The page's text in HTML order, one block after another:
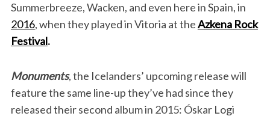
Summerbreeze, Wacken, and even here in Spain, in
2016, when they played in Vitoria at theAzkena Rock
Festival.
Monuments, the Icelanders’ upcoming release will
feature the same line-up they’ve had since they
released their second album in 2015: Óskar Logi